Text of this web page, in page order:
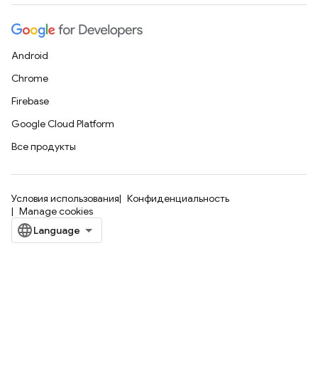
Android
Chrome
Firebase
Google Cloud Platform
Все продукты
Условия использования
Конфиденциальность
Manage cookies